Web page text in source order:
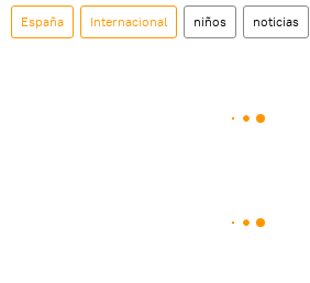
España Internacional niños noticias